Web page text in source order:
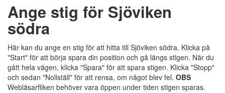
Ange stig för Sjöviken
södra
Här kan du ange en stig för att hitta till Sjöviken södra. Klicka på
"Start" för att börja spara din position och gå längs stigen. När du
gått hela vägen, klicka "Spara" för att spara stigen. Klicka "Stopp"
och sedan "Nollställ" för att rensa, om något blev fel. OBS
Webläsarfliken behöver vara öppen under tiden stigen sparas.